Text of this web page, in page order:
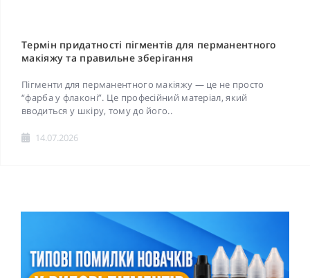
Термін придатності пігментів для перманентного
макіяжу та правильне зберігання
Пігменти для перманентного макіяжу — це не просто
“фарба у флаконі”. Це професійний матеріал, який
вводиться у шкіру, тому до його..
14.07.2026